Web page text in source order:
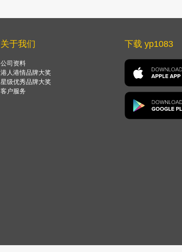
关于我们
公司资料
港人港情品牌大奖
星级优秀品牌大奖
客户服务
下载 yp1083